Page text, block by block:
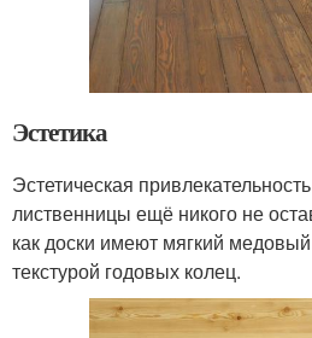
Эстетика
Эстетическая
лиственницы ещё никого не
как доски имеют мягкий
текстурой годовых колец.